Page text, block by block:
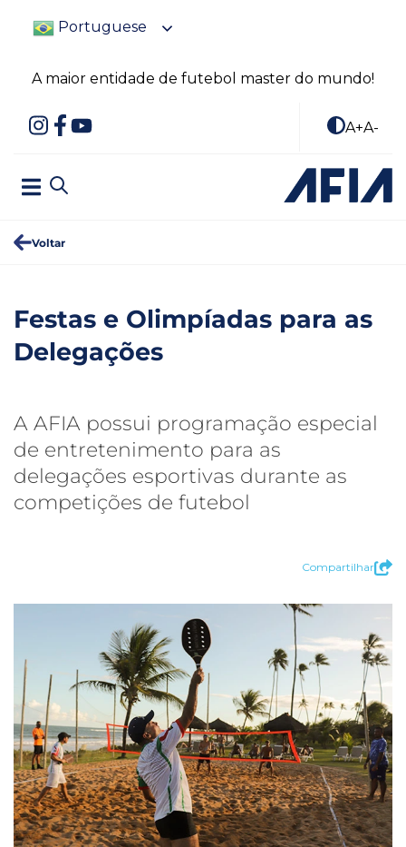
Portuguese
A maior entidade de futebol master do mundo!
A+A-
Voltar
Festas e Olimpíadas para as
Delegações
A AFIA possui programação especial
de entretenimento para as
delegações esportivas durante as
competições de futebol
Compartilhar